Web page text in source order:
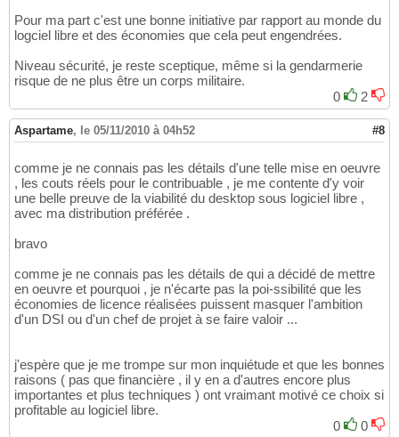
Pour ma part c'est une bonne initiative par rapport au monde du
logciel libre et des économies que cela peut engendrées.
Niveau sécurité, je reste sceptique, même si la gendarmerie
risque de ne plus être un corps militaire.
0
2
Aspartame, le 05/11/2010 à 04h52 #8
comme je ne connais pas les détails d'une telle mise en oeuvre
, les couts réels pour le contribuable , je me contente d'y voir
une belle preuve de la viabilité du desktop sous logiciel libre ,
avec ma distribution préférée .
bravo
comme je ne connais pas les détails de qui a décidé de mettre
en oeuvre et pourquoi , je n'écarte pas la poi-ssibilité que les
économies de licence réalisées puissent masquer l'ambition
d'un DSI ou d'un chef de projet à se faire valoir ...
j'espère que je me trompe sur mon inquiétude et que les bonnes
raisons ( pas que financière , il y en a d'autres encore plus
importantes et plus techniques ) ont vraimant motivé ce choix si
profitable au logiciel libre.
0
0